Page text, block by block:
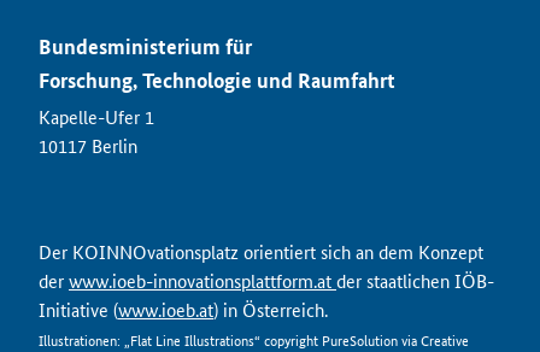
Bundesministerium für
Forschung, Technologie und Raumfahrt
Kapelle-Ufer 1
10117 Berlin
Der KOINNOvationsplatz orientiert sich an dem Konzept
derwww.ioeb-innovationsplattform.atder staatlichen IÖB-
Initiative (www.ioeb.at) in Österreich.
Illustrationen: „Flat Line Illustrations“ copyright PureSolution via Creative